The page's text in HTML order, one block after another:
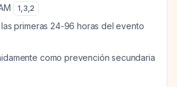
1,3,2
primeras 24-96 horas del evento
como prevención secundaria